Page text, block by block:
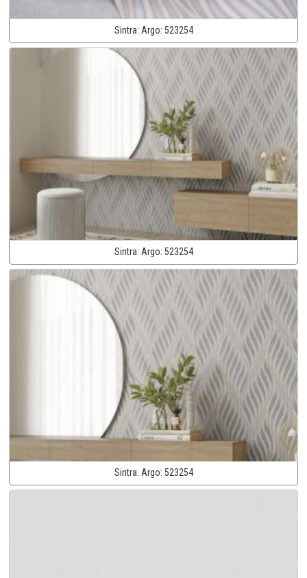
Sintra: Argo: 523254
Sintra: Argo: 523254
Sintra: Argo: 523254